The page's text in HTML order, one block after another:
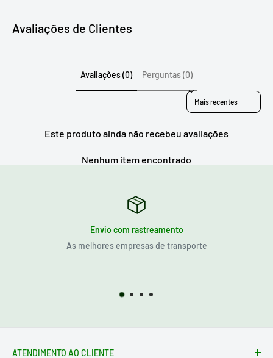
Avaliações de Clientes
Avaliações (0) Perguntas (0)
Sort reviews by
Este produto ainda não recebeu avaliações
Nenhum item encontrado
Envio com rastreamento
As melhores empresas de transporte
ATENDIMENTO AO CLIENTE